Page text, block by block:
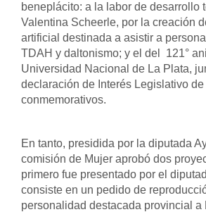
beneplácito: a la labor de desarrollo
Valentina Scheerle, por la creación
artificial destinada a asistir a
TDAH y daltonismo; y el del  121°
Universidad Nacional de La Plata,
declaración de Interés Legislativo
conmemorativos.
En tanto, presidida por la diputada
comisión de Mujer aprobó dos
primero fue presentado por el
consiste en un pedido de
personalidad destacada provincial a